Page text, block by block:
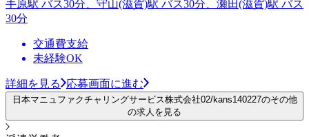
手原駅 バス30分、守山(滋賀)駅 バス30分、瀬田(滋賀)駅 バス
30分
交通費支給
未経験OK
詳細を見る 応募画面に進む
日本マニュファクチャリングサービス株式会社02/kans140227のその他
の求人を見る